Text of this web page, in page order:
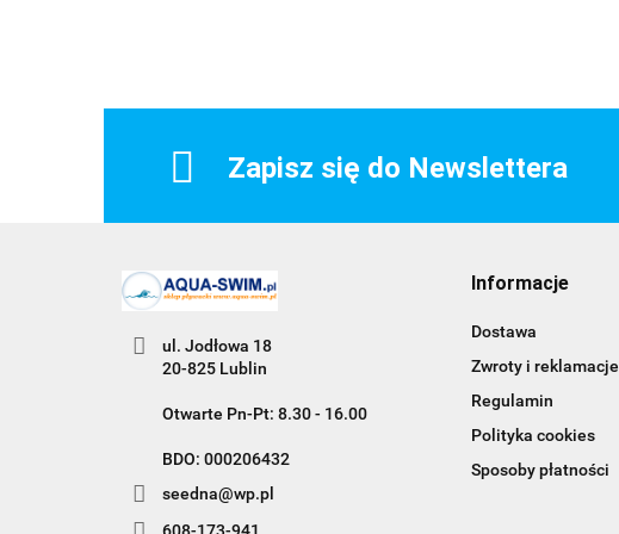
Zapisz się do Newslettera
ul. Jodłowa 18
20-825 Lublin
Otwarte Pn-Pt: 8.30 - 16.00
BDO: 000206432
seedna@wp.pl
608-173-941
Informacje
Dostawa
Zwroty i reklamacje
Regulamin
Polityka cookies
Sposoby płatności